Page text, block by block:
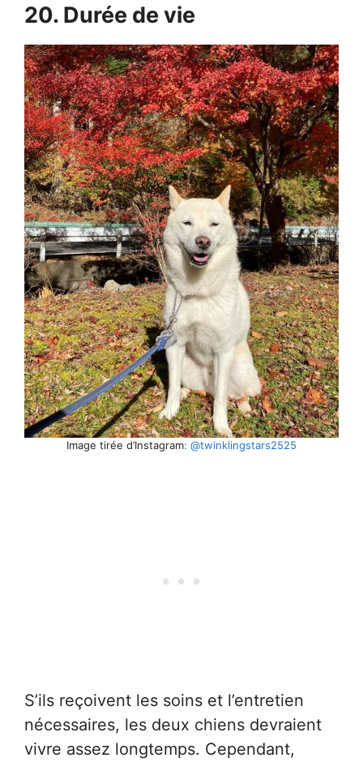
20. Durée de vie
Image tirée d’Instagram: @twinklingstars2525
S’ils reçoivent les soins et l’entretien
nécessaires, les deux chiens devraient
vivre assez longtemps. Cependant,